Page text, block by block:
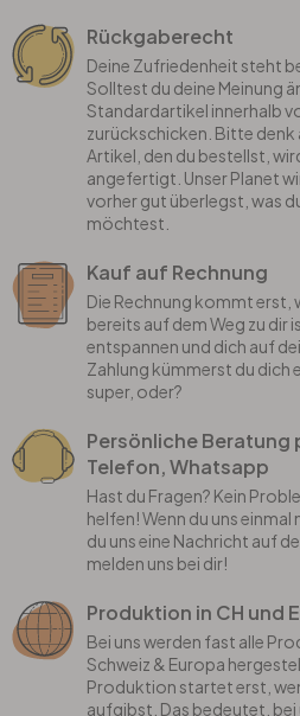
Rückgaberecht
Deine Zufriedenheit steht
Solltest du deine Meinung
Standardartikel innerhalb
zurückschicken. Bitte denk
Artikel, den du bestellst,
angefertigt. Unser Planet
vorher gut überlegst, was
möchtest.
Kauf auf Rechnung
Die Rechnung kommt erst,
bereits auf dem Weg zu dir
entspannen und dich auf
Zahlung kümmerst du dich
super, oder?
Persönliche Beratung
Telefon, Whatsapp
Hast du Fragen? Kein
helfen! Wenn du uns
du uns eine Nachricht auf
melden uns bei dir!
Produktion in CH und
Bei uns werden fast alle
Schweiz & Europa
Produktion startet erst,
aufgibst. Das bedeutet, bei